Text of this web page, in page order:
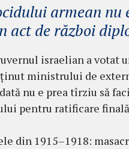
armean nu
act de război
israelian a votat
ministrului de
nu e prea tîrziu să
pentru ratificare
din 1915–1918: